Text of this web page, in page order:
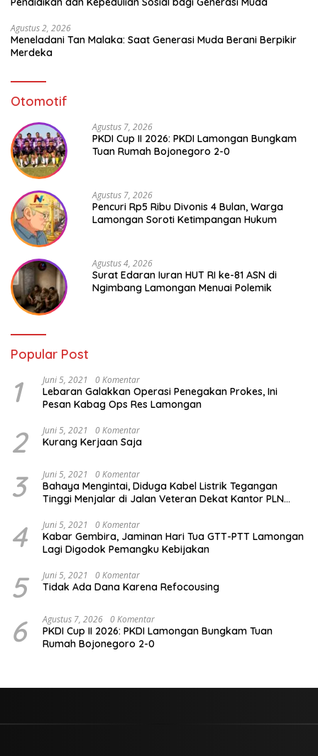
Agustus 2, 2026
Meneladani Tan Malaka: Saat Generasi Muda Berani Berpikir
Merdeka
Otomotif
Agustus 7, 2026
PKDI Cup II 2026: PKDI Lamongan Bungkam
Tuan Rumah Bojonegoro 2-0
Agustus 7, 2026
Pencuri Rp5 Ribu Divonis 4 Bulan, Warga
Lamongan Soroti Ketimpangan Hukum
Agustus 4, 2026
Surat Edaran Iuran HUT RI ke-81 ASN di
Ngimbang Lamongan Menuai Polemik
Popular Post
1 Juni 5, 2021 0 Komentar
Lebaran Galakkan Operasi Penegakan Prokes, Ini
Pesan Kabag Ops Res Lamongan
2 Juni 5, 2021 0 Komentar
Kurang Kerjaan Saja
3 Juni 5, 2021 0 Komentar
Bahaya Mengintai, Diduga Kabel Listrik Tegangan
Tinggi Menjalar di Jalan Veteran Dekat Kantor PLN
4 Juni 5, 2021 0 Komentar
Kabar Gembira, Jaminan Hari Tua GTT-PTT Lamongan
Lagi Digodok Pemangku Kebijakan
5 Juni 5, 2021 0 Komentar
Tidak Ada Dana Karena Refocousing
6 Agustus 7, 2026 0 Komentar
PKDI Cup II 2026: PKDI Lamongan Bungkam Tuan
Rumah Bojonegoro 2-0